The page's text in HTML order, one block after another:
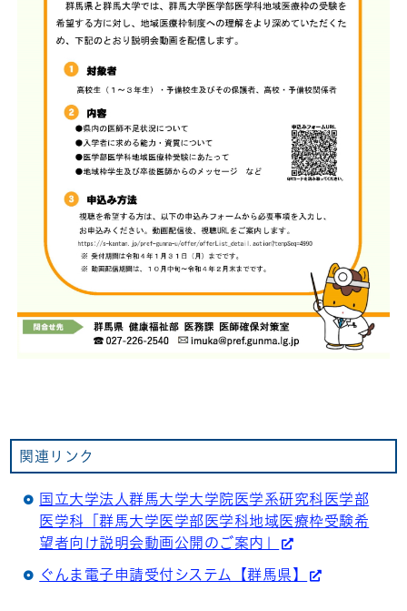
関連リンク
国立大学法人群馬大学大学院医学系研究科医学部
医学科「群馬大学医学部医学科地域医療枠受験希
望者向け説明会動画公開のご案内」
ぐんま電子申請受付システム【群馬県】